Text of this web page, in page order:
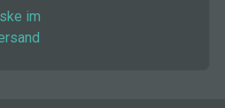
im